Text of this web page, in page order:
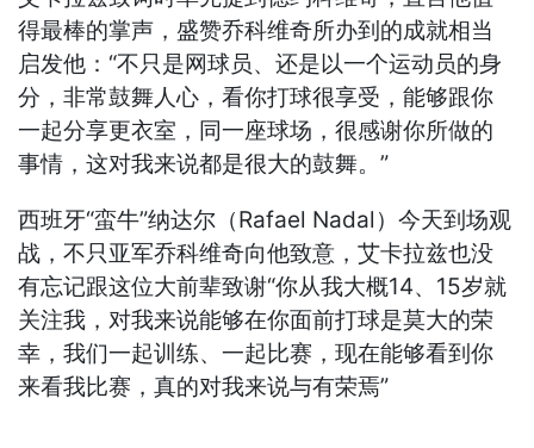
得最棒的掌声，盛赞乔科维奇所办到的成就相当
启发他：“不只是网球员、还是以一个运动员的身
分，非常鼓舞人心，看你打球很享受，能够跟你
一起分享更衣室，同一座球场，很感谢你所做的
事情，这对我来说都是很大的鼓舞。”
西班牙“蛮牛”纳达尔（Rafael Nadal）今天到场观
战，不只亚军乔科维奇向他致意，艾卡拉兹也没
有忘记跟这位大前辈致谢“你从我大概14、15岁就
关注我，对我来说能够在你面前打球是莫大的荣
幸，我们一起训练、一起比赛，现在能够看到你
来看我比赛，真的对我来说与有荣焉”